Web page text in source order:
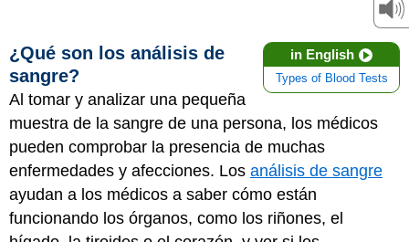
in English
Types of Blood Tests
¿Qué son los análisis de
sangre?
Al tomar y analizar una pequeña
muestra de la sangre de una persona, los médicos
pueden comprobar la presencia de muchas
enfermedades y afecciones. Los análisis de sangre
ayudan a los médicos a saber cómo están
funcionando los órganos, como los riñones, el